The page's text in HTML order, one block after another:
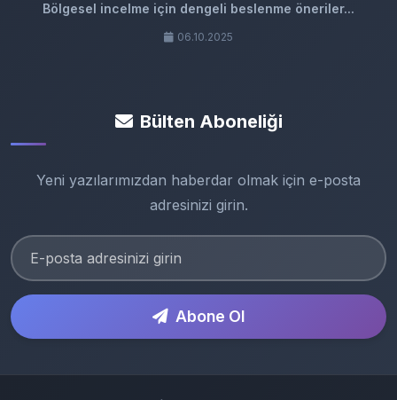
Bölgesel incelme için dengeli beslenme öneriler...
06.10.2025
Bülten Aboneliği
Yeni yazılarımızdan haberdar olmak için e-posta
adresinizi girin.
Abone Ol